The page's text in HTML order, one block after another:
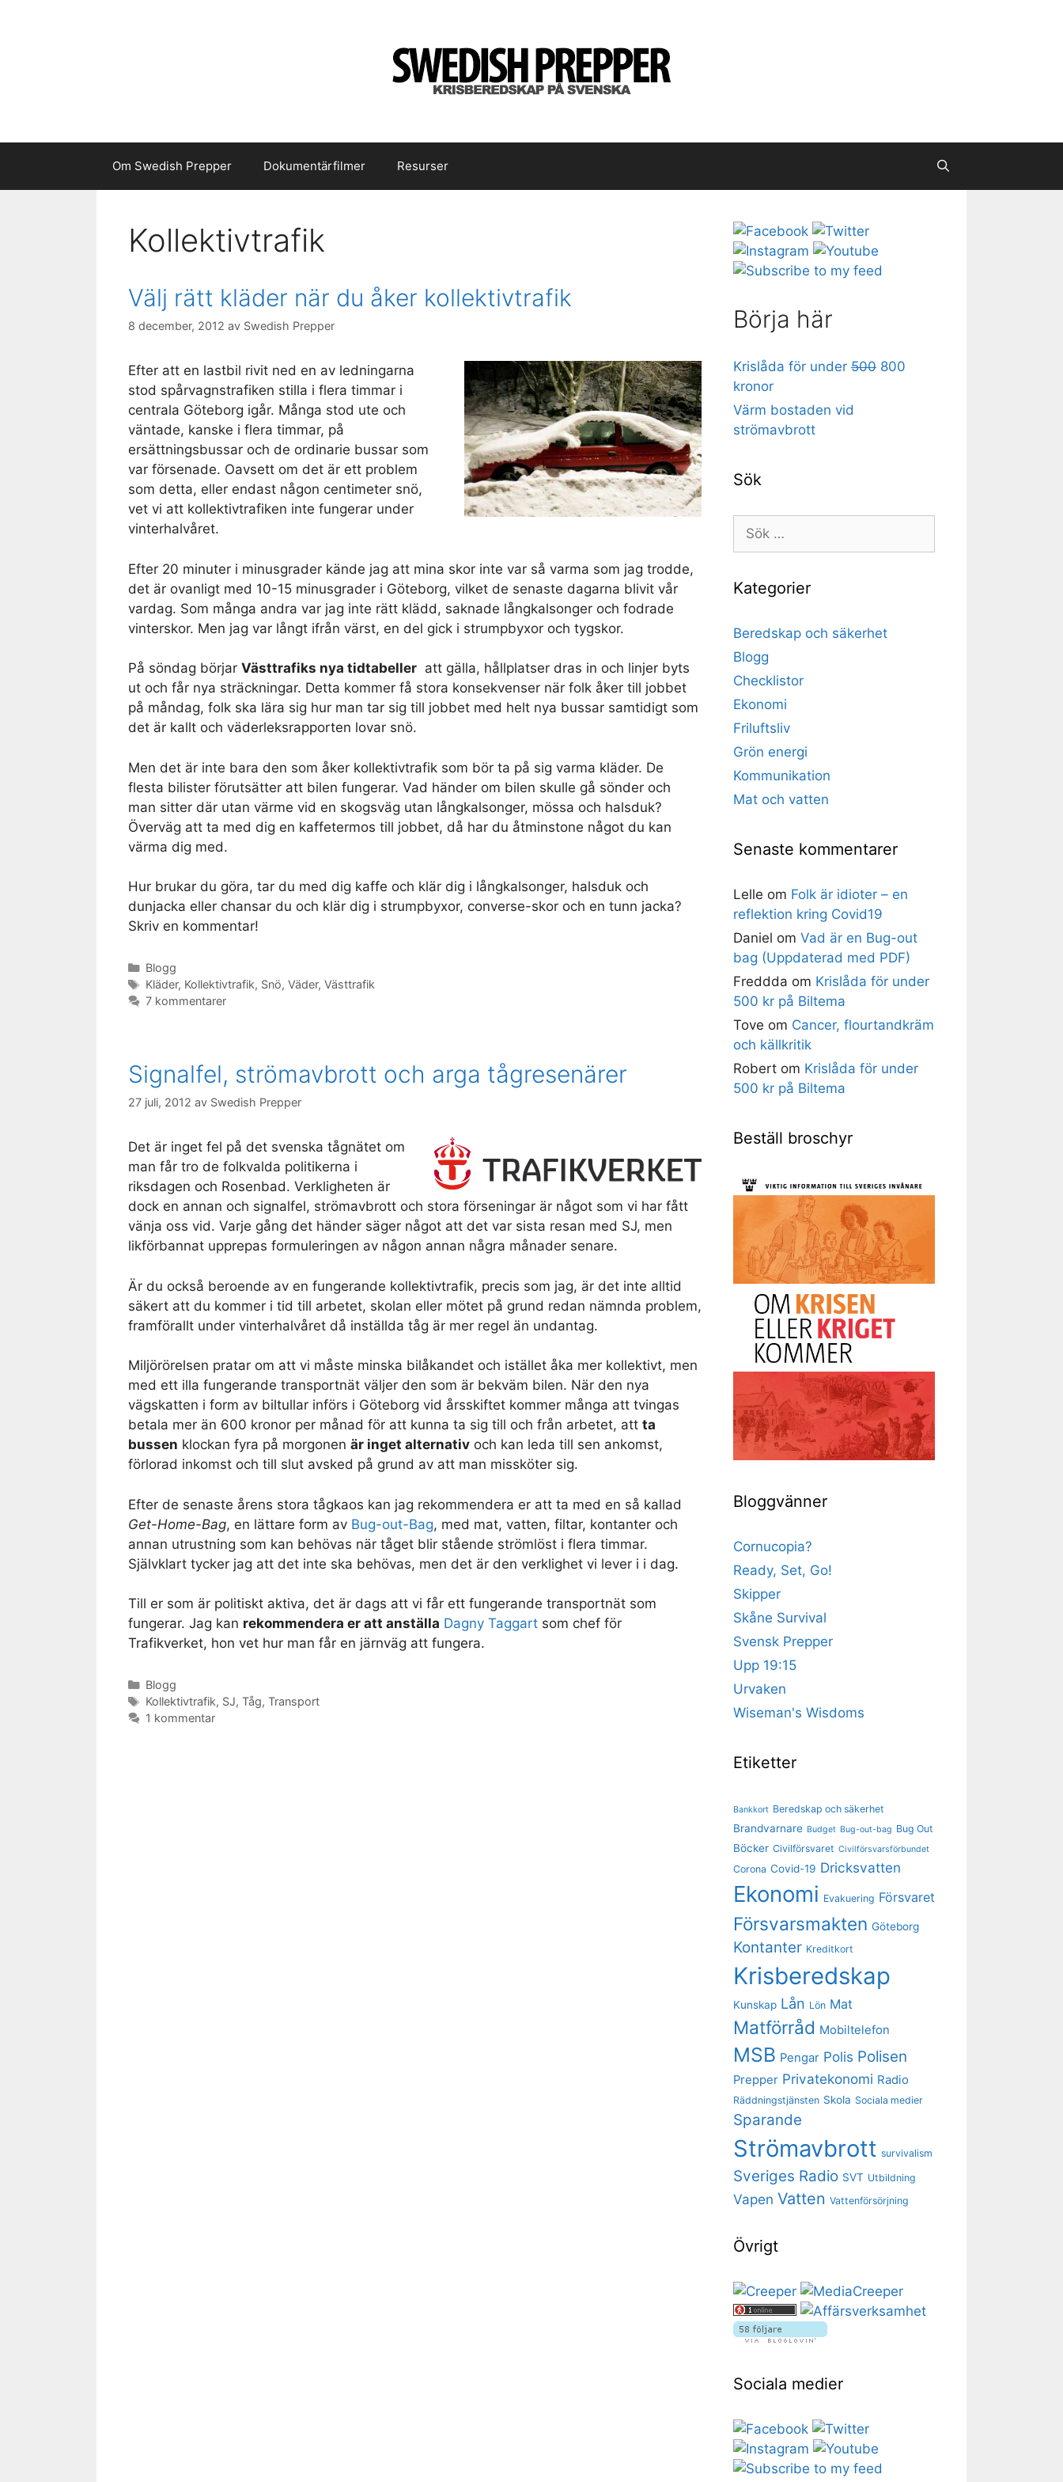
Om Swedish Prepper Dokumentärfilmer Resurser
Kollektivtrafik
Välj rätt kläder när du åker kollektivtrafik
8 december, 2012 av Swedish Prepper
Efter att en lastbil rivit ned en av ledningarna
stod spårvagnstrafiken stilla i flera timmar i
centrala Göteborg igår. Många stod ute och
väntade, kanske i flera timmar, på
ersättningsbussar och de ordinarie bussar som
var försenade. Oavsett om det är ett problem
som detta, eller endast någon centimeter snö,
vet vi att kollektivtrafiken inte fungerar under
vinterhalvåret.
Efter 20 minuter i minusgrader kände jag att mina skor inte var så varma som jag trodde,
det är ovanligt med 10-15 minusgrader i Göteborg, vilket de senaste dagarna blivit vår
vardag. Som många andra var jag inte rätt klädd, saknade långkalsonger och fodrade
vinterskor. Men jag var långt ifrån värst, en del gick i strumpbyxor och tygskor.
På söndag börjar Västtrafiks nya tidtabeller att gälla, hållplatser dras in och linjer byts
ut och får nya sträckningar. Detta kommer få stora konsekvenser när folk åker till jobbet
på måndag, folk ska lära sig hur man tar sig till jobbet med helt nya bussar samtidigt som
det är kallt och väderleksrapporten lovar snö.
Men det är inte bara den som åker kollektivtrafik som bör ta på sig varma kläder. De
flesta bilister förutsätter att bilen fungerar. Vad händer om bilen skulle gå sönder och
man sitter där utan värme vid en skogsväg utan långkalsonger, mössa och halsduk?
Överväg att ta med dig en kaffetermos till jobbet, då har du åtminstone något du kan
värma dig med.
Hur brukar du göra, tar du med dig kaffe och klär dig i långkalsonger, halsduk och
dunjacka eller chansar du och klär dig i strumpbyxor, converse-skor och en tunn jacka?
Skriv en kommentar!
Kategorier
Blogg
Etiketter
Kläder, Kollektivtrafik, Snö, Väder, Västtrafik
7 kommentarer
Signalfel, strömavbrott och arga tågresenärer
27 juli, 2012 av Swedish Prepper
Det är inget fel på det svenska tågnätet om
man får tro de folkvalda politikerna i
riksdagen och Rosenbad. Verkligheten är
dock en annan och signalfel, strömavbrott och stora förseningar är något som vi har fått
vänja oss vid. Varje gång det händer säger något att det var sista resan med SJ, men
likförbannat upprepas formuleringen av någon annan några månader senare.
Är du också beroende av en fungerande kollektivtrafik, precis som jag, är det inte alltid
säkert att du kommer i tid till arbetet, skolan eller mötet på grund redan nämnda problem,
framförallt under vinterhalvåret då inställda tåg är mer regel än undantag.
Miljörörelsen pratar om att vi måste minska bilåkandet och istället åka mer kollektivt, men
med ett illa fungerande transportnät väljer den som är bekväm bilen. När den nya
vägskatten i form av biltullar införs i Göteborg vid årsskiftet kommer många att tvingas
betala mer än 600 kronor per månad för att kunna ta sig till och från arbetet, att ta
bussen klockan fyra på morgonen är inget alternativ och kan leda till sen ankomst,
förlorad inkomst och till slut avsked på grund av att man missköter sig.
Efter de senaste årens stora tågkaos kan jag rekommendera er att ta med en så kallad
Get-Home-Bag, en lättare form av Bug-out-Bag, med mat, vatten, filtar, kontanter och
annan utrustning som kan behövas när tåget blir stående strömlöst i flera timmar.
Självklart tycker jag att det inte ska behövas, men det är den verklighet vi lever i i dag.
Till er som är politiskt aktiva, det är dags att vi får ett fungerande transportnät som
fungerar. Jag kan rekommendera er att anställa Dagny Taggart som chef för
Trafikverket, hon vet hur man får en järnväg att fungera.
Kategorier
Blogg
Etiketter
Kollektivtrafik, SJ, Tåg, Transport
1 kommentar
Börja här
Krislåda för under 500 800
kronor
Värm bostaden vid
strömavbrott
Sök
Sök
efter:
Kategorier
Beredskap och säkerhet
Blogg
Checklistor
Ekonomi
Friluftsliv
Grön energi
Kommunikation
Mat och vatten
Senaste kommentarer
Lelle om Folk är idioter – en
reflektion kring Covid19
Daniel om Vad är en Bug-out
bag (Uppdaterad med PDF)
Freddda om Krislåda för under
500 kr på Biltema
Tove om Cancer, flourtandkräm
och källkritik
Robert om Krislåda för under
500 kr på Biltema
Beställ broschyr
Bloggvänner
Cornucopia?
Ready, Set, Go!
Skipper
Skåne Survival
Svensk Prepper
Upp 19:15
Urvaken
Wiseman's Wisdoms
Etiketter
Bankkort Beredskap och säkerhet
Brandvarnare Budget Bug-out-bag Bug Out
Böcker Civilförsvaret Civilförsvarsförbundet
Corona Covid-19 Dricksvatten
Ekonomi Evakuering Försvaret
Försvarsmakten Göteborg
Kontanter Kreditkort
Krisberedskap
Kunskap Lån Lön Mat
Matförråd Mobiltelefon
MSB Pengar Polis Polisen
Prepper Privatekonomi Radio
Räddningstjänsten Skola Sociala medier
Sparande
Strömavbrott survivalism
Sveriges Radio SVT Utbildning
Vapen Vatten Vattenförsörjning
Övrigt
Sociala medier